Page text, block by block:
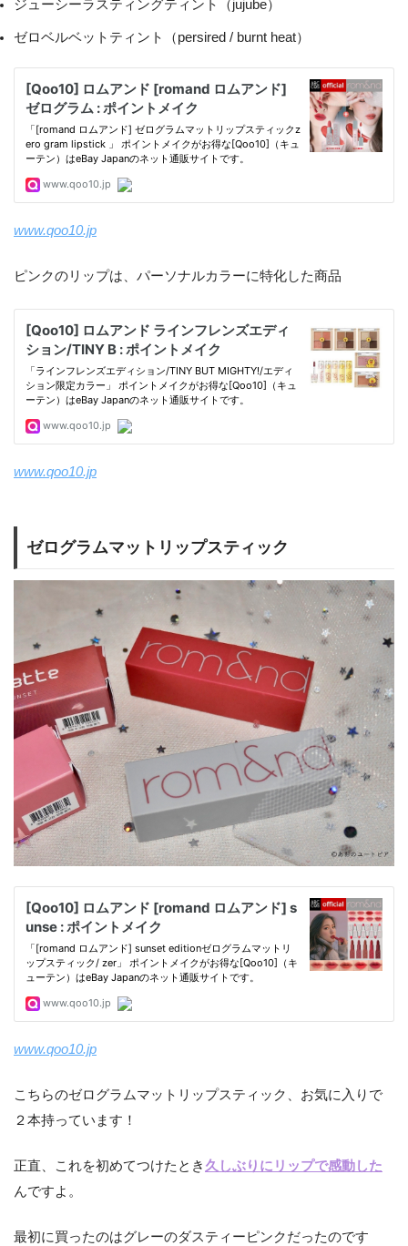
ジューシーラスティングティント（jujube）
ゼロベルベットティント（persired / burnt heat）
www.qoo10.jp
ピンクのリップは、パーソナルカラーに特化した商品
www.qoo10.jp
ゼログラムマットリップスティック
www.qoo10.jp
こちらのゼログラムマットリップスティック、お気に入りで
２本持っています！
正直、これを初めてつけたとき 久しぶりにリップで感動した
んですよ。
最初に買ったのはグレーのダスティーピンクだったのです